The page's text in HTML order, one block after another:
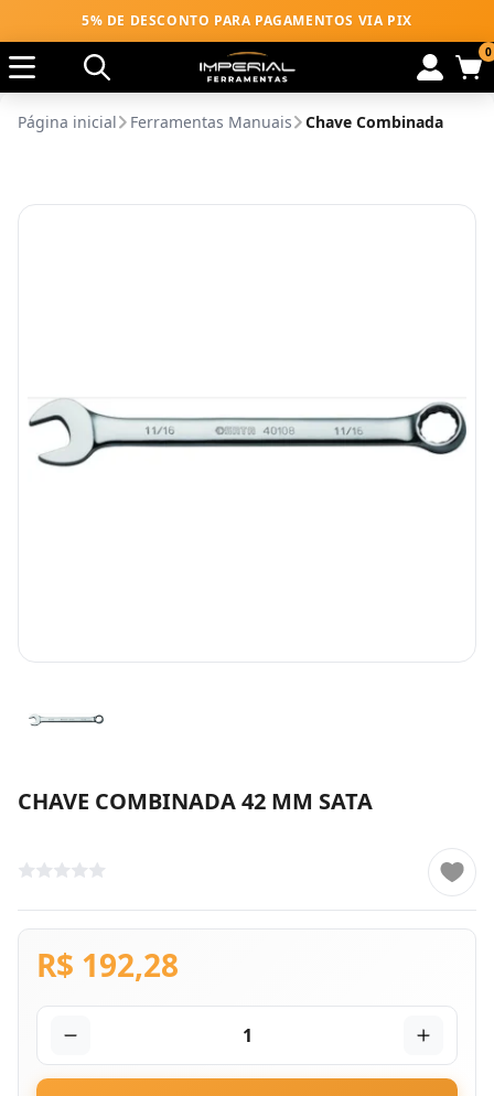
5% DE DESCONTO PARA PAGAMENTOS VIA PIX
0
Página inicial Ferramentas Manuais Chave Combinada
CHAVE COMBINADA 42 MM SATA
R$ 192,28
1